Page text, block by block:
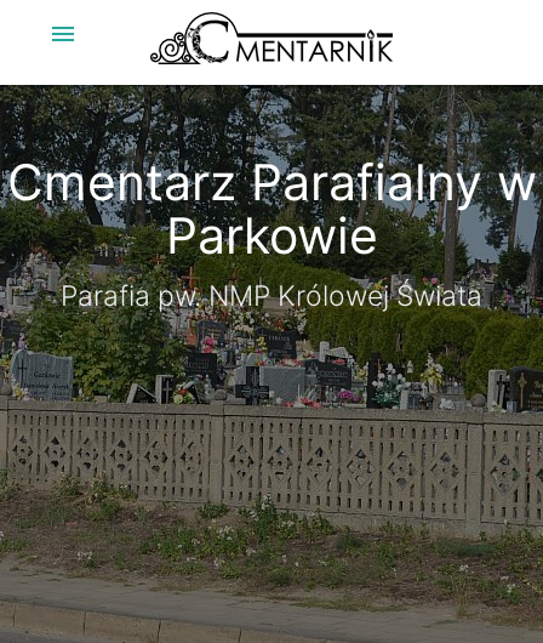
menu
Cmentarz Parafialny w
Parkowie
Parafia pw. NMP Królowej Świata
Cmentarz Parafialny w
Parkowie
Parafia pw. NMP Królowej Świata